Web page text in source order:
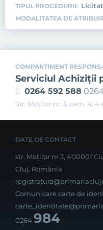
TIPUL PROCEDURII:
MODALITATEA DE
COMPARTIMENT
Serviciul Achiziţii
0264 592 588
Str. Moţilor nr. 3, cam. 4, 4
DATE DE CONTACT
str. Moților nr.3, 400001
Cluj, România
Comunicare carte de
0264984